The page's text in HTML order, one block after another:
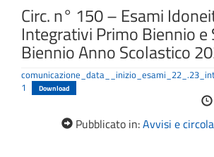
Circ. n° 150 – Esami
Integrativi Primo Biennio e
Biennio Anno Scolastico
1
Download
Pubblicato in:Avvisi e